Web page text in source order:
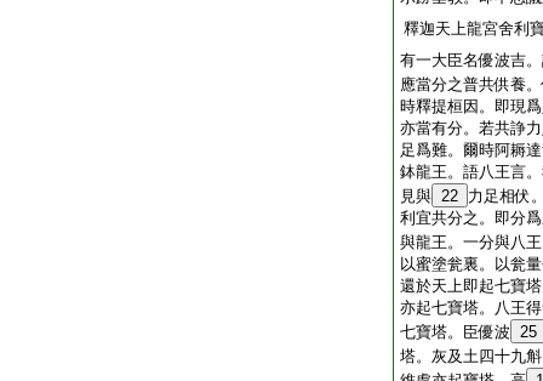
釋迦天上龍宮舍利
有一大臣名優波吉
應當分之普共供養
時釋提桓因。即現
亦當有分。若共諍
足爲難。爾時阿耨
鉢龍王。語八王言
見與 22 力足相伏
利宜共分之。即分
與龍王。一分與八
以蜜塗瓮裏。以瓮
還於天上即起七寶
亦起七寶塔。八王
七寶塔。臣優波 25
塔。灰及土四十九